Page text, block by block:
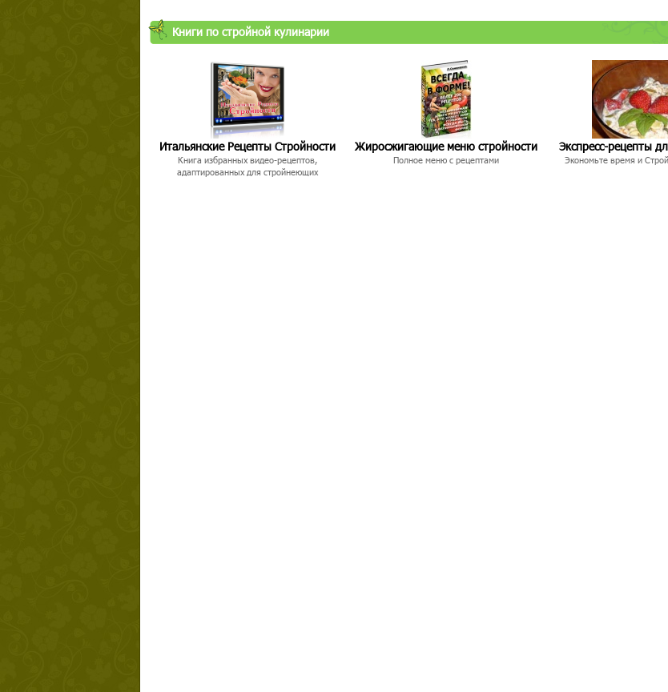
Книги по стройной кулинарии
Итальянские Рецепты Стройности
Книга избранных видео-рецептов,
адаптированных для стройнеющих
Жиросжигающие меню стройности
Полное меню с рецептами
Экспресс-рецепты
Экономьте время и